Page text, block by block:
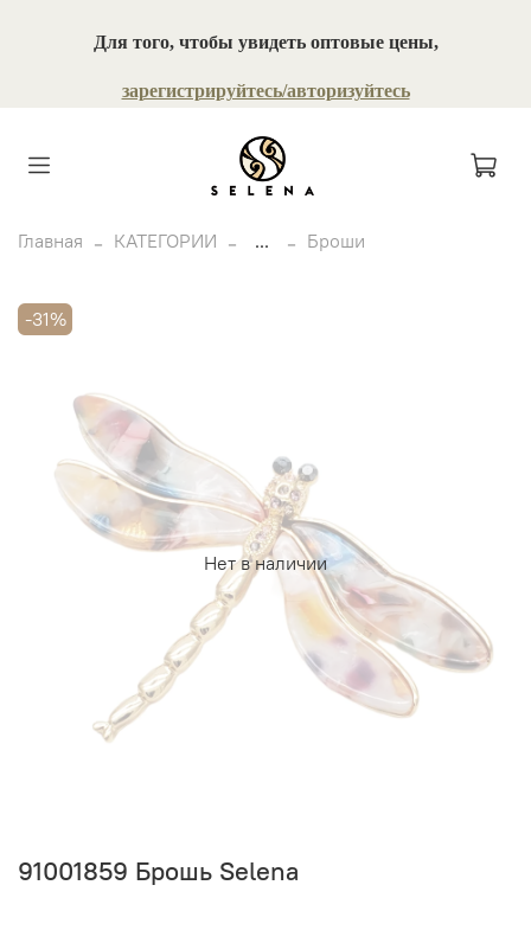
Для того, чтобы увидеть оптовые цены,
зарегистрируйтесь/авторизуйтесь
Главная КАТЕГОРИИ ... Броши
Нет в наличии
-31%
91001859 Брошь Selena